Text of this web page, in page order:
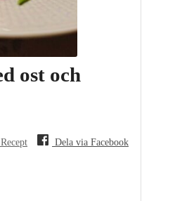
ost och
Dela via Facebook